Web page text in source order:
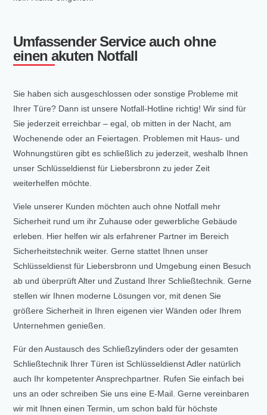
Umfassender Service auch ohne
einen akuten Notfall
Sie haben sich ausgeschlossen oder sonstige Probleme mit
Ihrer Türe? Dann ist unsere Notfall-Hotline richtig! Wir sind für
Sie jederzeit erreichbar – egal, ob mitten in der Nacht, am
Wochenende oder an Feiertagen. Problemen mit Haus- und
Wohnungstüren gibt es schließlich zu jederzeit, weshalb Ihnen
unser Schlüsseldienst für Liebersbronn zu jeder Zeit
weiterhelfen möchte.
Viele unserer Kunden möchten auch ohne Notfall mehr
Sicherheit rund um ihr Zuhause oder gewerbliche Gebäude
erleben. Hier helfen wir als erfahrener Partner im Bereich
Sicherheitstechnik weiter. Gerne stattet Ihnen unser
Schlüsseldienst für Liebersbronn und Umgebung einen Besuch
ab und überprüft Alter und Zustand Ihrer Schließtechnik. Gerne
stellen wir Ihnen moderne Lösungen vor, mit denen Sie
größere Sicherheit in Ihren eigenen vier Wänden oder Ihrem
Unternehmen genießen.
Für den Austausch des Schließzylinders oder der gesamten
Schließtechnik Ihrer Türen ist Schlüsseldienst Adler natürlich
auch Ihr kompetenter Ansprechpartner. Rufen Sie einfach bei
uns an oder schreiben Sie uns eine E-Mail. Gerne vereinbaren
wir mit Ihnen einen Termin, um schon bald für höchste